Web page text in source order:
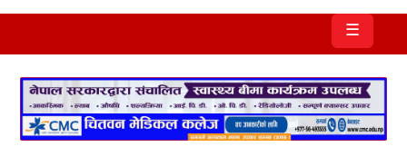
प्रदेश
आजको
पत्रिका
सम्पादकीय
☰